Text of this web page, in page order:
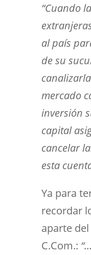
“Cuando
al país
de su
mercado
inversión
capital
cancelar
esta
Ya para
recordar
aparte
C.Com.: